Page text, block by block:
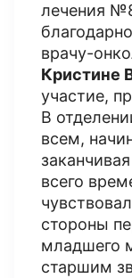
лечения
врачу-
Кристине
участие,
В
всем,
всего
стороны
младшего
старшим